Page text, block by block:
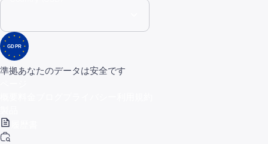
GDPR
準拠あなたのデータは安全です